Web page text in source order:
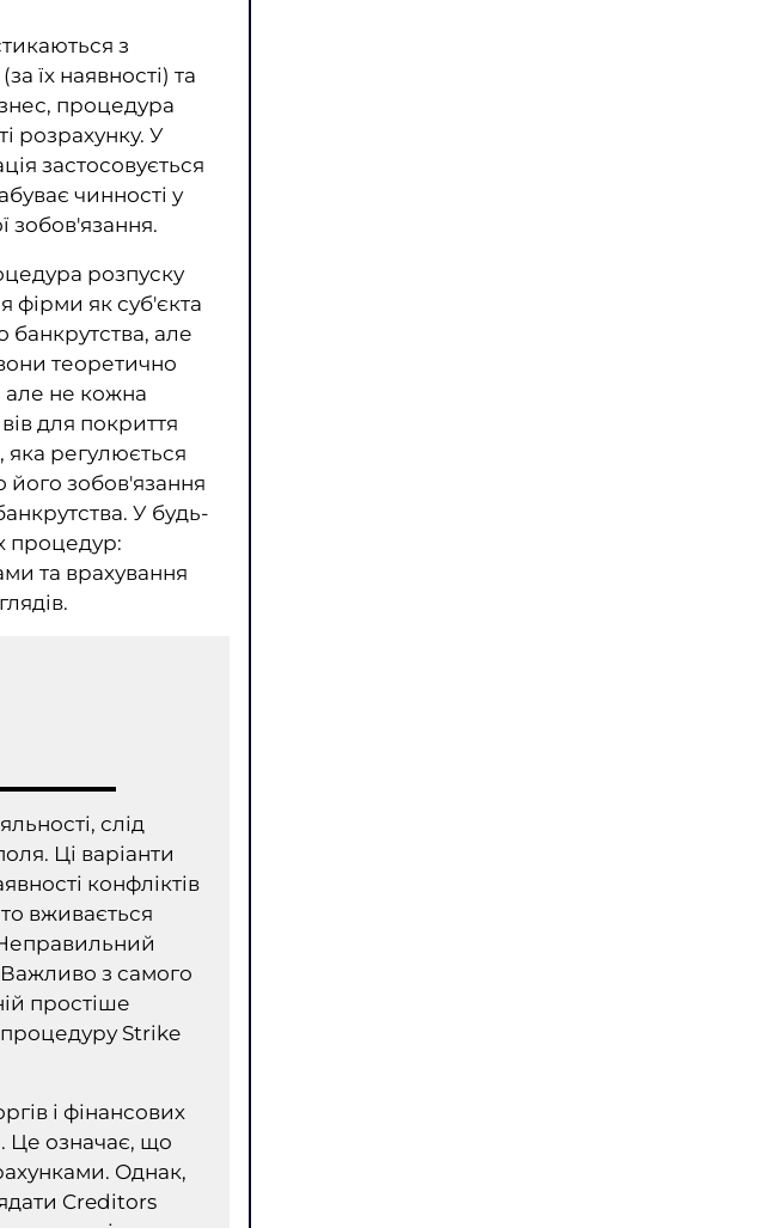
з
їх наявності) та
процедура
розрахунку. У
застосовується
чинності у
зобов'язання.
розпуску
фірми як суб'єкта
але
теоретично
але не кожна
для покриття
регулюється
його зобов'язання
У будь-
процедур:
та врахування
слід
Ці варіанти
конфліктів
вживається
Неправильний
з самого
простіше
Strike
і фінансових
Це означає, що
Однак,
Creditors